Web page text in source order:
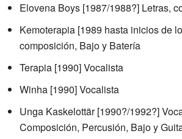
Elovena Boys [1987/1988?] Letras,
Kemoterapia [1989 hasta inicios de
composición, Bajo y Batería
Terapia [1990] Vocalista
Winha [1990] Vocalista
Unga Kaskelottär [1990?/1992?]
Composición, Percusión, Bajo y